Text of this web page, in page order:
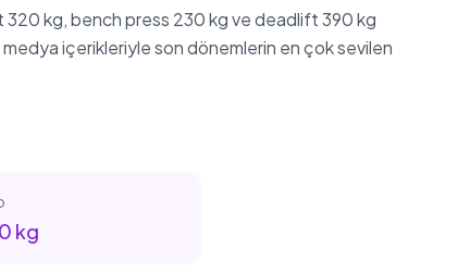
320 kg, bench press 230 kg ve deadlift 390 kg
içerikleriyle son dönemlerin en çok sevilen
kg